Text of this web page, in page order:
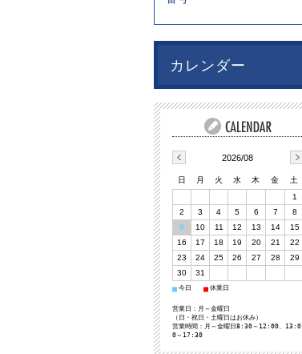
カレンダー
2026/08
日 月 火 水 木 金
土
1
2
3 4 5 6 7
8
9
10 11 12 13 14
15
16
17 18 19 20 21
22
23
24 25 26 27 28
29
30
31
■ 今日 ■ 休業日
営業日：月～金曜日
（日・祝日・土曜日はお休み）
営業時間：月～金曜日8:30～12:00、13:0
0～17:30